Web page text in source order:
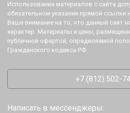
Использование материалов с сайта
обязательном указании прямой ссылки
Ваше внимание на то, что данный сайт
характер. Материалы и цены,
публичной офертой, определяемой
Гражданского кодекса РФ.
+7 (812) 502-
Написать в мессенджеры: